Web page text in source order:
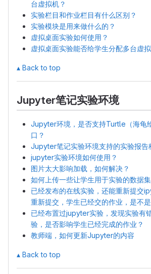
台虚拟机？
实验栏目和作业栏目有什么区别？
实验模块是用来做什么的？
虚拟桌面实验如何使用？
虚拟桌面实验能否给学生分配多台虚
▴ Back to top
Jupyter笔记实验环境
Jupyter环境，是否支持Turtle（海龟
口？
Jupyter笔记实验环境支持的实验报告
jupyter实验环境如何使用？
图片太大影响加载，如何解决？
如何上传一些让学生用于实验的数据集
已经发布的在线实验，还能重新提交
重新提交，学生已经交的作业，是不
已经布置过jupyter实验，发现实验有
验，是否影响学生已经完成的作业？
教师端，如何更新Jupyter的内容
▴ Back to top